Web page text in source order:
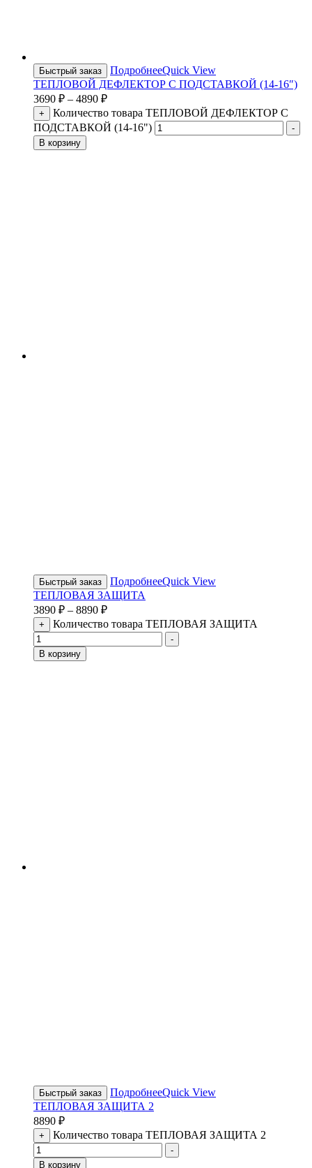
Быстрый заказ ПодробнееQuick View
ТЕПЛОВОЙ ДЕФЛЕКТОР С ПОДСТАВКОЙ (14-16″)
3690 ₽ – 4890 ₽
+
Количество товара ТЕПЛОВОЙ ДЕФЛЕКТОР С
ПОДСТАВКОЙ (14-16")
-
В корзину
Быстрый заказ ПодробнееQuick View
ТЕПЛОВАЯ ЗАЩИТА
3890 ₽ – 8890 ₽
+ Количество товара ТЕПЛОВАЯ ЗАЩИТА
-
В корзину
Быстрый заказ ПодробнееQuick View
ТЕПЛОВАЯ ЗАЩИТА 2
8890 ₽
+ Количество товара ТЕПЛОВАЯ ЗАЩИТА 2
-
В корзину